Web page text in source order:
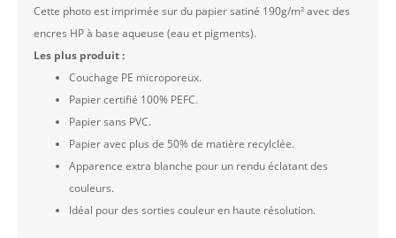
Cette photo est imprimée sur du papier satiné 190g/m² avec des
encres HP à base aqueuse (eau et pigments).
Les plus produit :
Couchage PE microporeux.
Papier certifié 100% PEFC.
Papier sans PVC.
Papier avec plus de 50% de matière recylclée.
Apparence extra blanche pour un rendu éclatant des
couleurs.
Idéal pour des sorties couleur en haute résolution.